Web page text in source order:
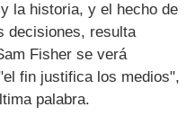
la historia, y el hecho de
decisiones, resulta
Fisher se verá
fin justifica los medios",
palabra.